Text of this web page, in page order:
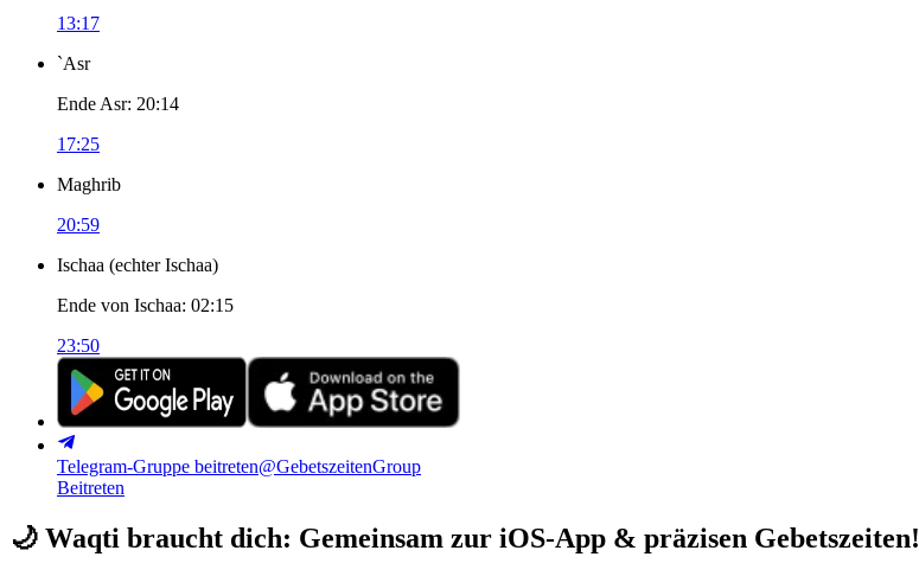
13:17
`Asr
Ende Asr: 20:14
17:25
Maghrib
20:59
Ischaa (echter Ischaa)
Ende von Ischaa: 02:15
23:50
Telegram-Gruppe beitreten@GebetszeitenGroup
Beitreten
🌙 Waqti braucht dich: Gemeinsam zur iOS-App & präzisen Gebetszeiten!